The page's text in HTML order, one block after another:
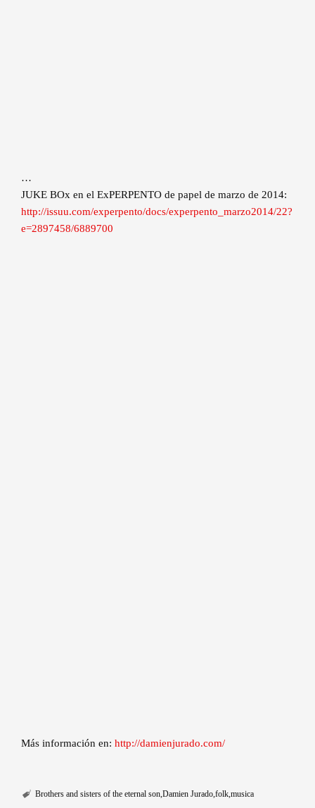
…
JUKE BOx en el ExPERPENTO de papel de marzo de 2014:
http://issuu.com/experpento/docs/experpento_marzo2014/22?
e=2897458/6889700
Más información en: http://damienjurado.com/
Brothers and sisters of the eternal son Damien Jurado folk musica